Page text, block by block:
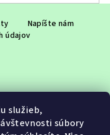
služieb,
súbory
Napíšte nám
údajov